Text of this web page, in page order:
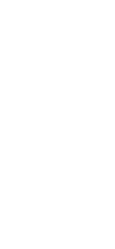
Además, el
víctima fue un
al estado de
Virgen del